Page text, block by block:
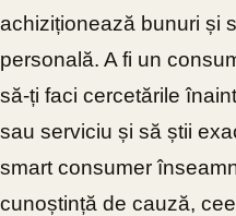
achiziționează bunuri și
personală. A fi un
să-ți faci cercetările
sau serviciu și să știi
smart consumer
cunoștință de cauză,